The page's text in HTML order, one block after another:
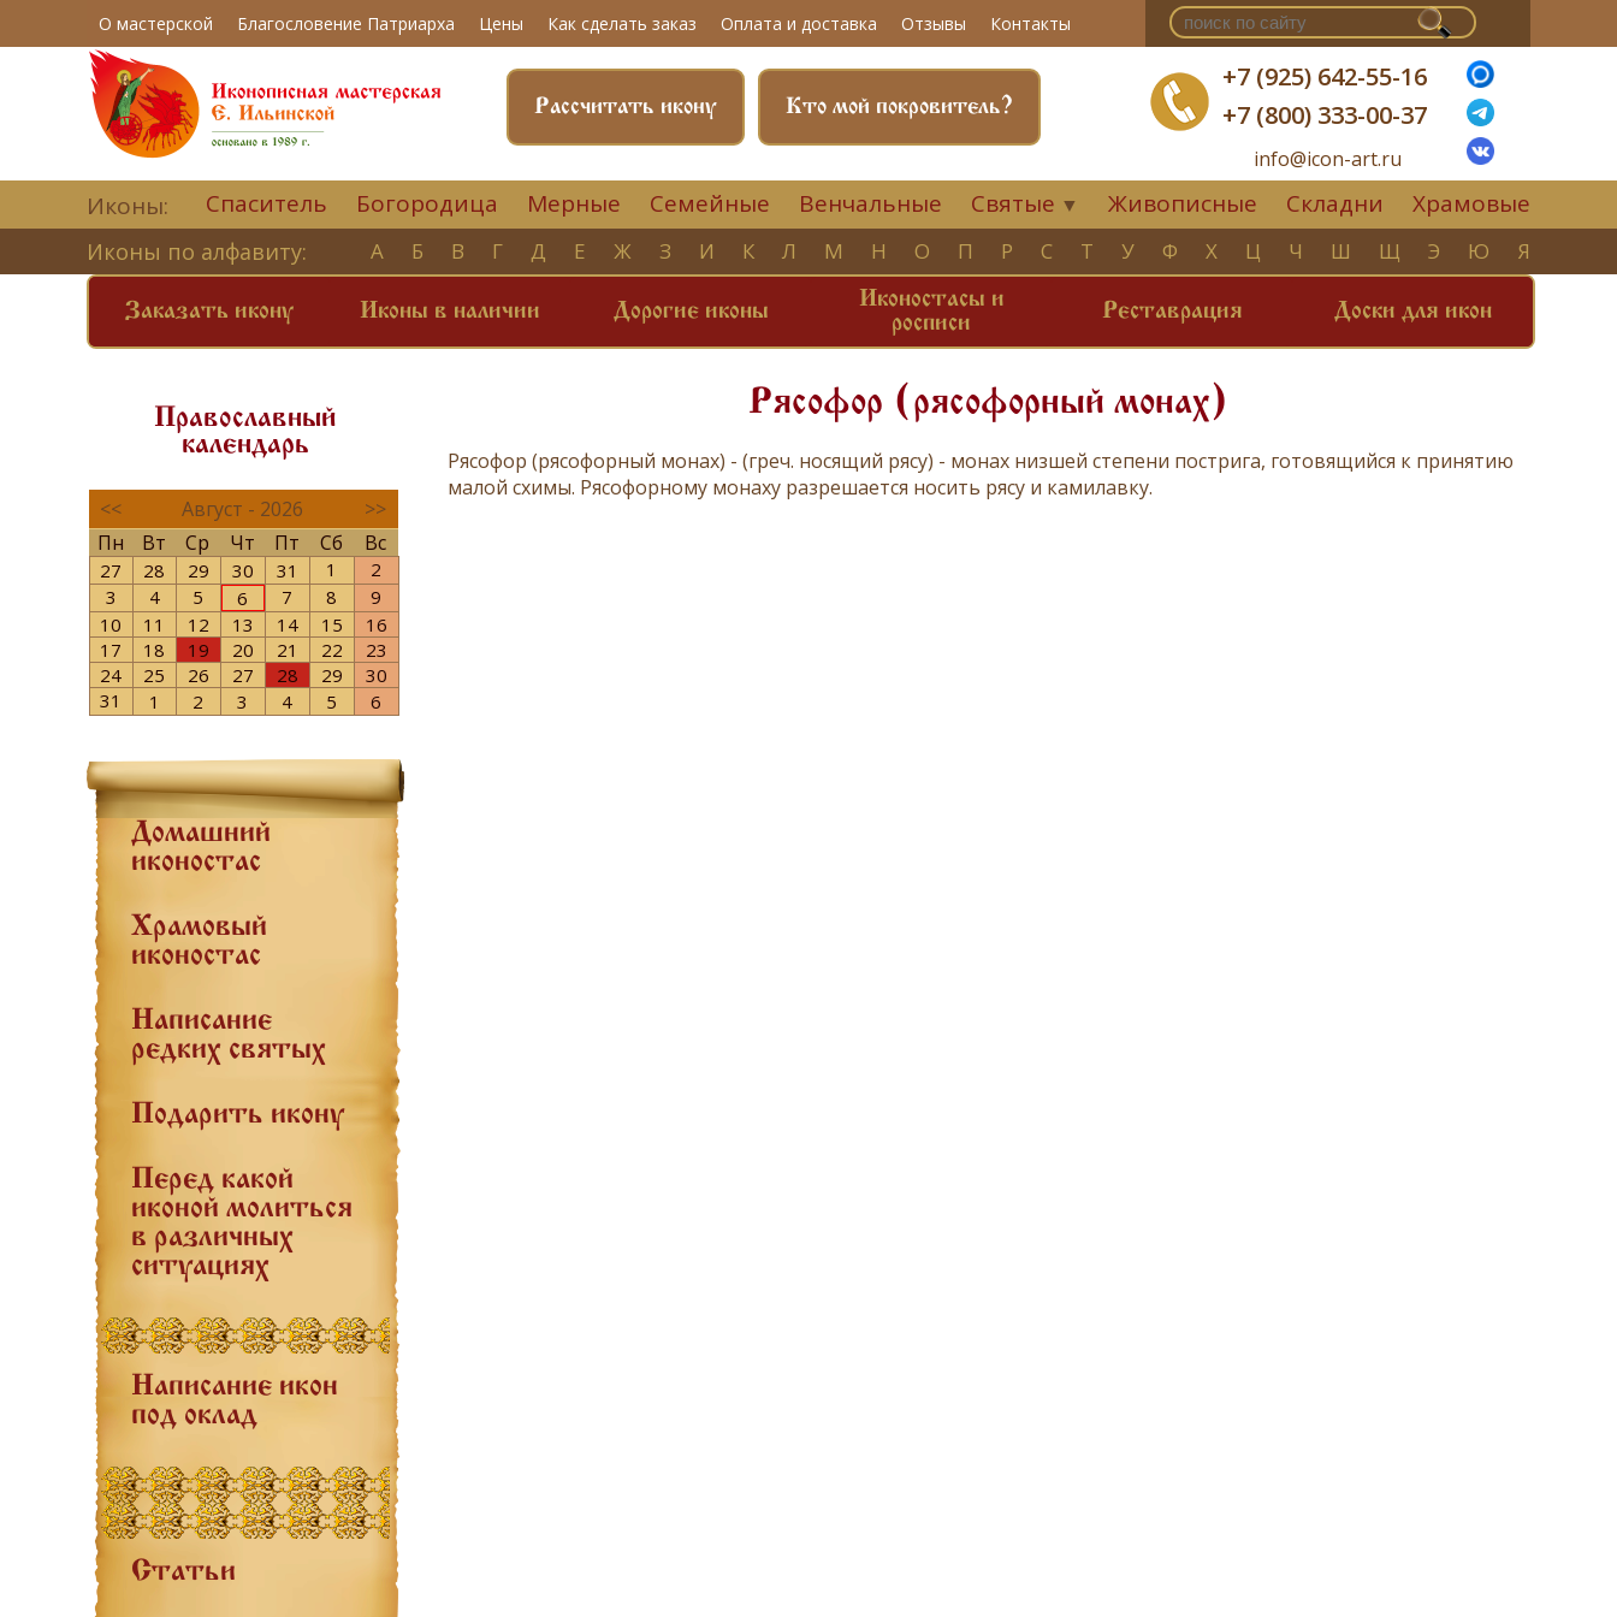
О мастерской Благословение Патриарха Цены Как сделать заказ Оплата и доставка Отзывы Контакты
+7 (925) 642-55-16
+7 (800) 333-00-37
info@icon-art.ru
Кто мой покровитель?
Рассчитать икону
Иконы: Спаситель Богородица Мерные Семейные Венчальные Святые ▼ Живописные Складни Храмовые
Иконы по алфавиту: А Б В Г Д Е Ж З И К Л М Н О П Р С Т У Ф Х Ц Ч Ш Щ Э Ю Я
Заказать икону Иконы в наличии Дорогие иконы
Иконостасы и
росписи
Реставрация Доски для икон
Православный
календарь
<< Август - 2026
>>
Пн
Вт Ср Чт Пт Сб Вс
27 28 29 30 31 1
2
3
4 5 6 7 8
9
10
11 12 13 14 15
16
17
18 19 20 21 22
23
24
25 26 27 28 29
30
31
1 2 3 4 5 6
Домашний
иконостас
Храмовый
иконостас
Написание
редких святых
Подарить икону
Перед какой
иконой молиться
в различных
ситуациях
Написание икон
под оклад
Статьи
Рясофор (рясофорный монах)
Рясофор (рясофорный монах) - (греч. носящий рясу) - монах низшей степени пострига, готовящийся к принятию
малой схимы. Рясофорному монаху разрешается носить рясу и камилавку.